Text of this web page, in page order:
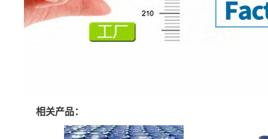
相关产品：